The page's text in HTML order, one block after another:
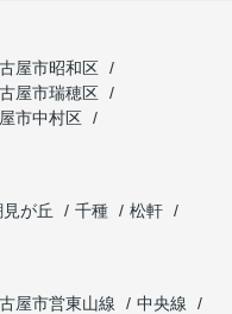
屋市昭和区
屋市瑞穂区
市中村区
見が丘 千種
松軒
屋市営東山線
中央線